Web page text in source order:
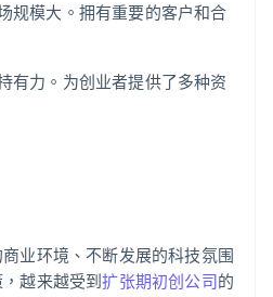
规模大。拥有重要的客户和合
有力。为创业者提供了多种资
业环境、不断发展的科技氛围
越来越受到扩张期初创公司的